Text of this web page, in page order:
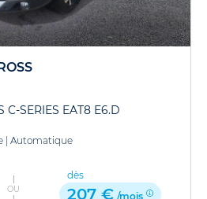
C-SERIES EAT8 E6.D
Automatique
OU
dès
207 € /mois